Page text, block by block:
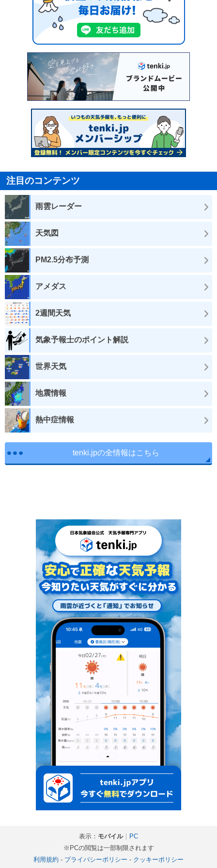
注目のコンテンツ
雨雲レーダー
天気図
PM2.5分布予測
アメダス
2週間天気
気象予報士のポイント解説
世界天気
地震情報
熱中症情報
tenki.jpの全情報はこちら
表示： モバイル｜ PC
※PCの閲覧は一部制限されます
利用規約 - プライバシーポリシー - クッキーポリシー